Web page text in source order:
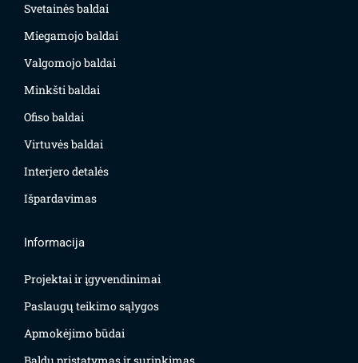
Svetainės baldai
Miegamojo baldai
Valgomojo baldai
Minkšti baldai
Ofiso baldai
Virtuvės baldai
Interjero detalės
Išpardavimas
Informacija
Projektai ir įgyvendinimai
Paslaugų teikimo sąlygos
Apmokėjimo būdai